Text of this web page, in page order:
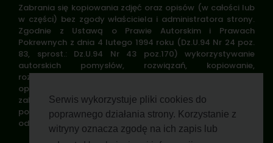
Serwis wykorzystuje pliki cookies do
poprawnego działania strony. Korzystanie z
witryny oznacza zgodę na ich zapis lub
Zabrania się kopiowania zdjęć oraz opisów (w całości lub
w części) bez zgody właściciela i administratora strony.
Zgodnie z Ustawą o Prawie Autorskim i Prawach
Pokrewnych z dnia 4 lutego 1994 roku (Dz.U.94 Nr 24 poz.
83, sprost.: Dz.U.94 Nr 43 poz.170) wykorzystywanie
autorskich pomysłów, rozwiązań, kopiowanie,
rozpowszechnianie zdjęć, fragmentów grafiki, tekstów
opisów w celach zarobkowych, bez zezwolenia autora jest
zabronione i stanowi naruszenie praw autorskich oraz
podlega karze. Znaki towarowe i graficzne są własnością
odpowiednich firm i/lub instytucji.